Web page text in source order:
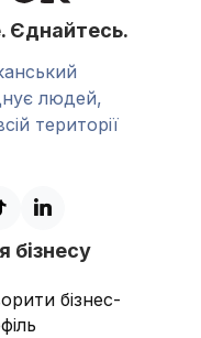
Єднайтесь.
людей,
території
бізнесу
бізнес-